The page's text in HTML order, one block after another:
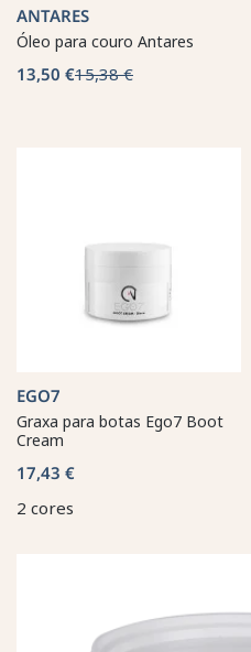
ANTARES
Óleo para couro Antares
13,50 €15,38 €
EGO7
Graxa para botas Ego7 Boot
Cream
17,43 €
2 cores